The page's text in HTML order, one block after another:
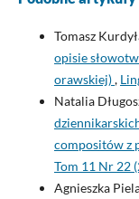
Tomasz
opisie
orawskiej),
Natalia
compositów z
Tom 11 Nr 22
Agnieszka